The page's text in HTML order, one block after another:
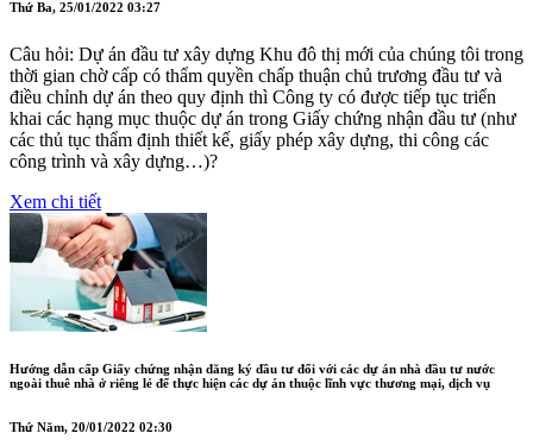
Thứ Ba, 25/01/2022 03:27
Câu hỏi: Dự án đầu tư xây dựng Khu đô thị mới của chúng tôi trong
thời gian chờ cấp có thẩm quyền chấp thuận chủ trương đầu tư và
điều chỉnh dự án theo quy định thì Công ty có được tiếp tục triển
khai các hạng mục thuộc dự án trong Giấy chứng nhận đầu tư (như
các thủ tục thẩm định thiết kế, giấy phép xây dựng, thi công các
công trình và xây dựng…)?
Xem chi tiết
Hướng dẫn cấp Giấy chứng nhận đăng ký đầu tư đối với các dự án nhà đầu tư nước
ngoài thuê nhà ở riêng lẻ để thực hiện các dự án thuộc lĩnh vực thương mại, dịch vụ
Thứ Năm, 20/01/2022 02:30